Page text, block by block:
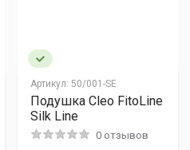
Артикул: 50/001-SE
Подушка Cleo FitoLine
Silk Line
0 отзывов